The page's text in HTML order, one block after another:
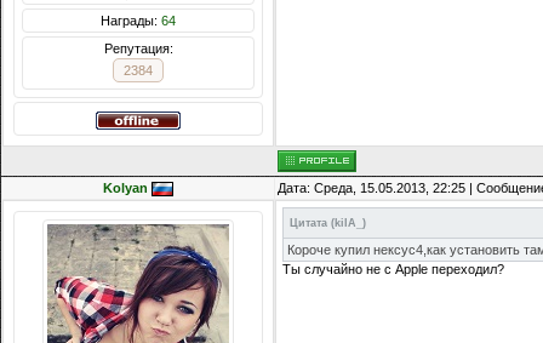
Награды: 64
Репутация:
2384
Kolyan Дата: Среда, 15.05.2013, 22:25 |
Цитата ( kiIA_ )
Короче купил нексус4,как установить
Ты случайно не с Apple переходил?